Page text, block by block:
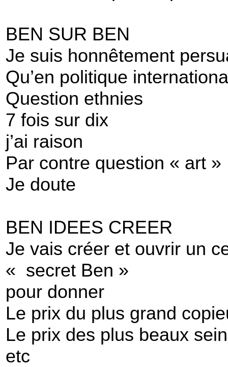
BEN SUR BEN
Je suis honnêtement
Qu’en politique
Question ethnies
7 fois sur dix
j’ai raison
Par contre question « art »
Je doute
BEN IDEES CREER
Je vais créer et ouvrir un
« secret Ben »
pour donner
Le prix du plus grand
Le prix des plus beaux
etc